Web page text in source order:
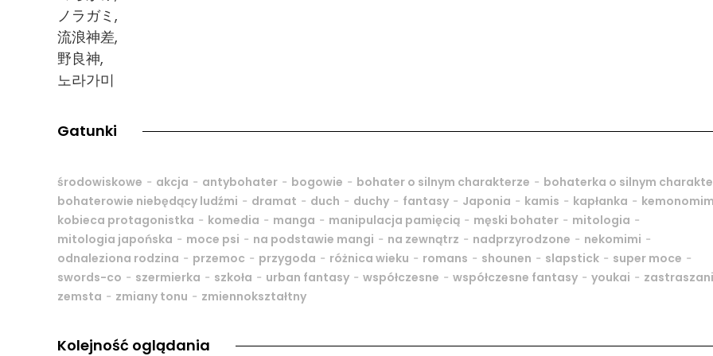
ノラガミ,
流浪神差,
野良神,
노라가미
Gatunki
środowiskowe - akcja - antybohater - bogowie - bohater o silnym charakterze - bohaterka o silnym
bohaterowie niebędący ludźmi - dramat - duch - duchy - fantasy - Japonia - kamis - kapłanka -
kobieca protagonistka - komedia - manga - manipulacja pamięcią - męski bohater - mitologia -
mitologia japońska - moce psi - na podstawie mangi - na zewnątrz - nadprzyrodzone - nekomimi -
odnaleziona rodzina - przemoc - przygoda - różnica wieku - romans - shounen - slapstick - super moce -
swords-co - szermierka - szkoła - urban fantasy - współczesne - współczesne fantasy - youkai -
zemsta - zmiany tonu - zmiennokształtny
Kolejność oglądania